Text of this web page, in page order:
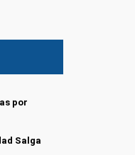
por
Salga